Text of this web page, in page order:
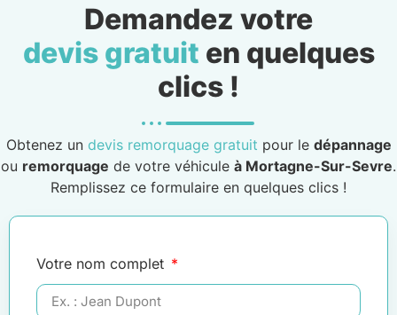
Demandez votre
devis gratuit en quelques
clics !
Obtenez un devis remorquage gratuit pour le dépannage
ou remorquage de votre véhicule à Mortagne-Sur-Sevre.
Remplissez ce formulaire en quelques clics !
Votre nom complet